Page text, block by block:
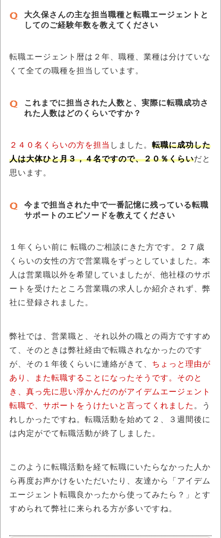
大久保さんの主な担当職種と転職エージェントと
してのご経験年数を教えてください
転職エージェント暦は２年、職種、業種は分けていな
くて全ての職種を担当しています。
これまでに担当された人数と、実際に転職成功さ
れた人数はどのくらいですか？
２４０名くらいの方を担当 しました。 転職に成功した
人は大体ひと月３，４名ですので、２０％くらいだと
思います。
今まで担当された中で一番記憶に残っている転職
サポートのエピソードを教えてください
１年くらい前に 転職のご相談にきた方です。２７歳
くらいの女性の方で営業職をずっとしていました。本
人は営業職以外を希望していましたが、他社様のサポ
ートを受けたところ営業職の求人しか紹介されず、弊
社に登録されました。
弊社では、営業職と、それ以外の職との両方ですすめ
て、そのときは弊社経由で転職されなかったのです
が、その１年後くらいに連絡がきて、 ちょっと理由が
あり、また転職することになったそうです。そのと
き、真っ先に思い浮かんだのがアイデムエージェント
転職で、サポートをうけたいと言ってくれました 。う
れしかったですね。転職活動を始めて２、３週間後に
は内定がでて転職活動が終了しました。
このように転職活動を経て転職にいたらなかった人か
ら再度お声かけをいただいたり、友達から「アイデム
エージェント転職良かったから使ってみたら？」とす
すめられて弊社に来られる方が多いですね。